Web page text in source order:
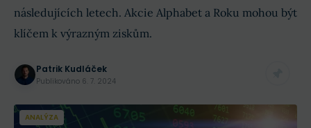
následujících letech. Akcie Alphabet a Roku mohou být
klíčem k výrazným ziskům.
Patrik Kudláček
Publikováno 6. 7. 2024
ANALÝZA